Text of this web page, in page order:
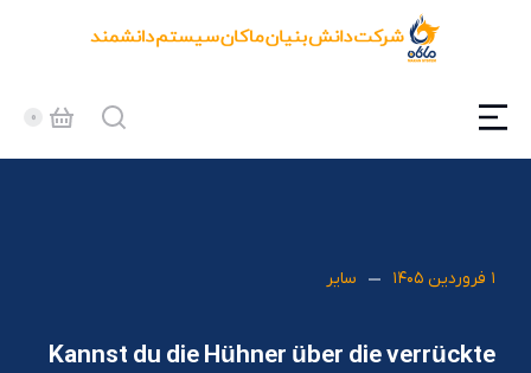
۱ فروردین ۱۴۰۵ سایر
Kannst du die Hühner über die verrückte